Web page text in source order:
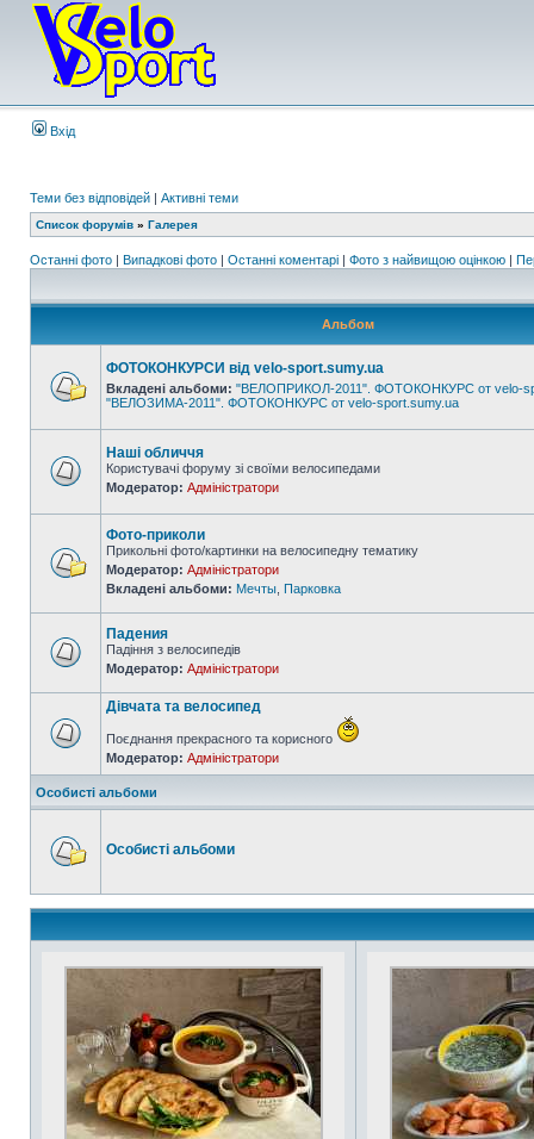
Вхід
Теми без відповідей | Активні теми
Список форумів » Галерея
Останні фото | Випадкові фото | Останні коментарі | Фото з найвищою оцінкою |
Альбом
ФОТОКОНКУРСИ від velo-sport.sumy.ua
Вкладені альбоми: "ВЕЛОПРИКОЛ-2011". ФОТОКОНКУРС от velo-
"ВЕЛОЗИМА-2011". ФОТОКОНКУРС от velo-sport.sumy.ua
Наші обличчя
Користувачі форуму зі своїми велосипедами
Модератор: Адміністратори
Фото-приколи
Прикольні фото/картинки на велосипедну тематику
Модератор: Адміністратори
Вкладені альбоми: Мечты Парковка
Падения
Падіння з велосипедів
Модератор: Адміністратори
Дівчата та велосипед
Поєднання прекрасного та корисного
Модератор: Адміністратори
Особисті альбоми
Особисті альбоми